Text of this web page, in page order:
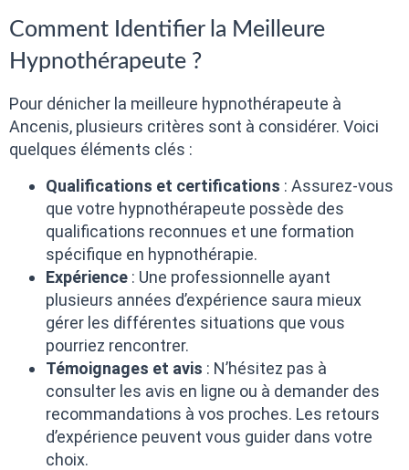
Comment Identifier la Meilleure
Hypnothérapeute ?
Pour dénicher la meilleure hypnothérapeute à
Ancenis, plusieurs critères sont à considérer. Voici
quelques éléments clés :
Qualifications et certifications : Assurez-vous
que votre hypnothérapeute possède des
qualifications reconnues et une formation
spécifique en hypnothérapie.
Expérience : Une professionnelle ayant
plusieurs années d’expérience saura mieux
gérer les différentes situations que vous
pourriez rencontrer.
Témoignages et avis : N’hésitez pas à
consulter les avis en ligne ou à demander des
recommandations à vos proches. Les retours
d’expérience peuvent vous guider dans votre
choix.